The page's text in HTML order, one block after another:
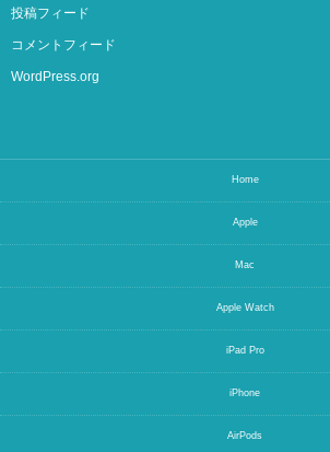
投稿フィード
コメントフィード
WordPress.org
Home
Apple
Mac
Apple Watch
iPad Pro
iPhone
AirPods